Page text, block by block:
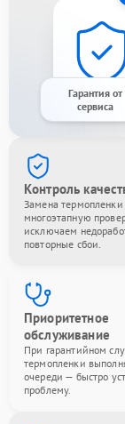
Гарантия от
сервиса
Контроль
Замена
многоэтапную
исключаем
повторные сбои.
Приоритетное
обслуживание
При гарантийном
термопленки
очереди — быстро
проблему.